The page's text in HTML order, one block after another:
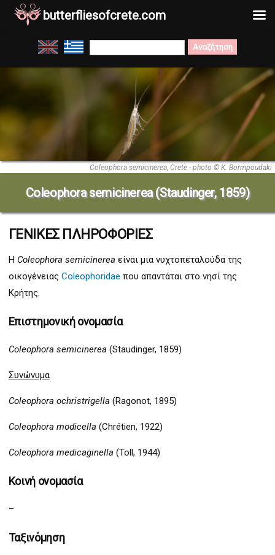
Μετάβαση
στο
περιεχόμενο
Search
for:
Coleophora semicinerea, Crete - photo © K. Bormpoudaki
Coleophora semicinerea (Staudinger, 1859)
ΓΕΝΙΚΕΣ ΠΛΗΡΟΦΟΡΙΕΣ
Η Coleophora semicinerea είναι μια νυχτοπεταλούδα της
οικογένειας Coleophoridae που απαντάται στο νησί της
Κρήτης.
Επιστημονική ονομασία
Coleophora semicinerea (Staudinger, 1859)
Συνώνυμα
Coleophora ochristrigella (Ragonot, 1895)
Coleophora modicella (Chrétien, 1922)
Coleophora medicaginella (Toll, 1944)
Κοινή ονομασία
–
Ταξινόμηση
butterfliesofcrete.com